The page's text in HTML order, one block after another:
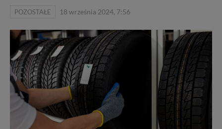
POZOSTAŁE 18 września 2024, 7:56